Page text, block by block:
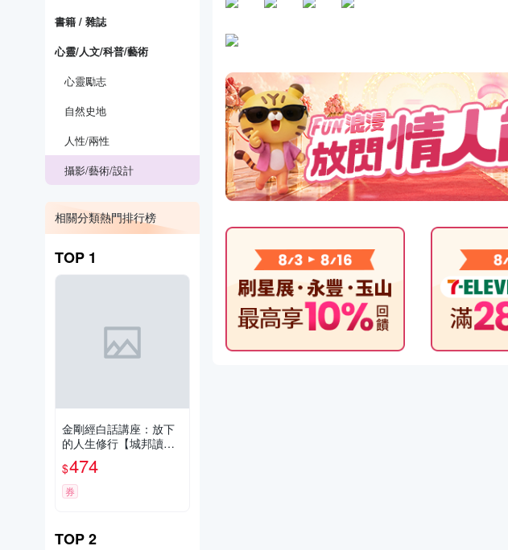
書籍 / 雜誌
心靈/人文/科普/藝術
心靈勵志
自然史地
人性/兩性
攝影/藝術/設計
相關分類熱門排行榜
TOP 1
金剛經白話講座：放下
的人生修行【城邦讀書
花園】
$474
券
TOP2